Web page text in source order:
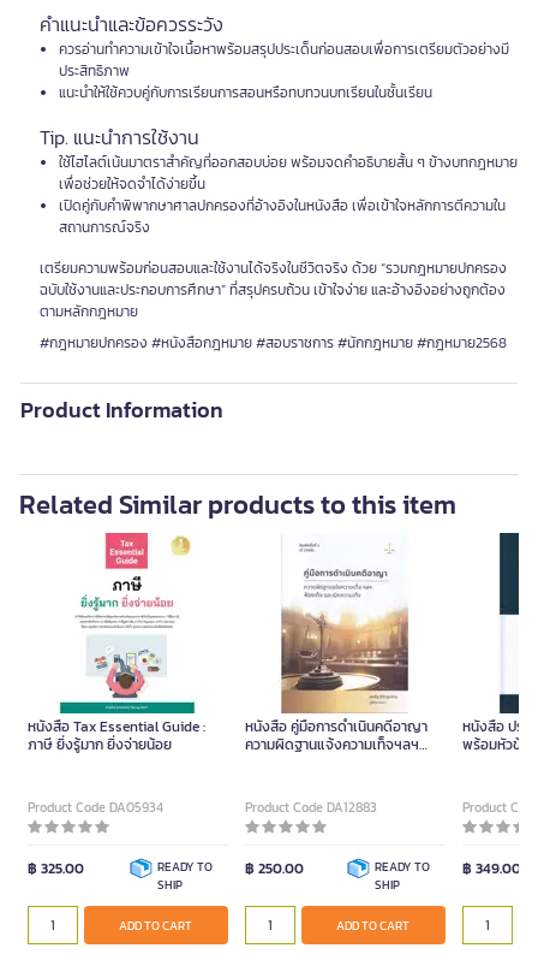
คำแนะนำและข้อควรระวัง
ควรอ่านทำความเข้าใจเนื้อหาพร้อมสรุปประเด็นก่อนสอบเพื่อการเตรียมตัวอย่างมี
ประสิทธิภาพ
แนะนำให้ใช้ควบคู่กับการเรียนการสอนหรือทบทวนบทเรียนในชั้นเรียน
Tip. แนะนำการใช้งาน
ใช้ไฮไลต์เน้นมาตราสำคัญที่ออกสอบบ่อย พร้อมจดคำอธิบายสั้น ๆ ข้างบทกฎหมาย
เพื่อช่วยให้จดจำได้ง่ายขึ้น
เปิดคู่กับคำพิพากษาศาลปกครองที่อ้างอิงในหนังสือ เพื่อเข้าใจหลักการตีความใน
สถานการณ์จริง
เตรียมความพร้อมก่อนสอบและใช้งานได้จริงในชีวิตจริง ด้วย “รวมกฎหมายปกครอง
ฉบับใช้งานและประกอบการศึกษา” ที่สรุปครบถ้วน เข้าใจง่าย และอ้างอิงอย่างถูกต้อง
ตามหลักกฎหมาย
#กฎหมายปกครอง #หนังสือกฎหมาย #สอบราชการ #นักกฎหมาย #กฎหมาย2568
Product Information
Related Similar products to this item
หนังสือ Tax Essential Guide :
ภาษี ยิ่งรู้มาก ยิ่งจ่ายน้อย
Product Code DA05934
฿ 325.00
READY TO
SHIP
ADD TO CART
หนังสือ คู่มือการดำเนินคดีอาญา
ความผิดฐานแจ้งความเท็จฯลฯ
Product Code DA12883
฿ 250.00
READY TO
SHIP
ADD TO CART
หนังสือ ประ
พร้อมหัวข้อ
Product
฿ 349.00